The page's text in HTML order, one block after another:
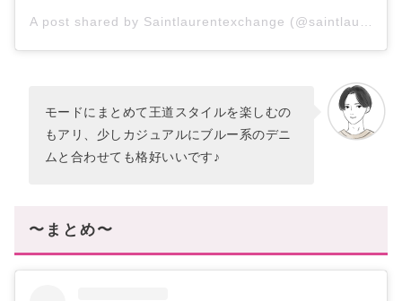
モードにまとめて王道スタイルを楽しむの
もアリ、少しカジュアルにブルー系のデニ
ムと合わせても格好いいです♪
〜まとめ〜